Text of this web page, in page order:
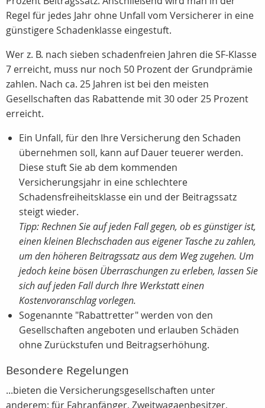
Regel für jedes Jahr ohne Unfall vom Versicherer in eine
günstigere Schadenklasse eingestuft.
Wer z. B. nach sieben schadenfreien Jahren die SF-Klasse
7 erreicht, muss nur noch 50 Prozent der Grundprämie
zahlen. Nach ca. 25 Jahren ist bei den meisten
Gesellschaften das Rabattende mit 30 oder 25 Prozent
erreicht.
Ein Unfall, für den Ihre Versicherung den Schaden
übernehmen soll, kann auf Dauer teuerer werden.
Diese stuft Sie ab dem kommenden
Versicherungsjahr in eine schlechtere
Schadensfreiheitsklasse ein und der Beitragssatz
steigt wieder.
Tipp: Rechnen Sie auf jeden Fall gegen, ob es günstiger ist,
einen kleinen Blechschaden aus eigener Tasche zu zahlen,
um den höheren Beitragssatz aus dem Weg zugehen. Um
jedoch keine bösen Überraschungen zu erleben, lassen Sie
sich auf jeden Fall durch Ihre Werkstatt einen
Kostenvoranschlag vorlegen.
Sogenannte "Rabattretter" werden von den
Gesellschaften angeboten und erlauben Schäden
ohne Zurückstufen und Beitragserhöhung.
Besondere Regelungen
...bieten die Versicherungsgesellschaften unter
anderem: für Fahranfänger, Zweitwagaenbesitzer,